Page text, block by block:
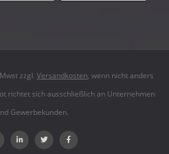
zzgl. Versandkosten, wenn nicht anders
richtet sich ausschließlich an Unternehmen
Gewerbekunden.